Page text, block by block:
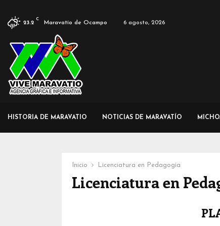
23.2
C
Maravatío de Ocampo 6 agosto, 2026
HISTORIA DE MARAVATIO NOTICIAS DE MARAVATÍO
Inicio Licenciatura en Pedagogía
Licenciatura en